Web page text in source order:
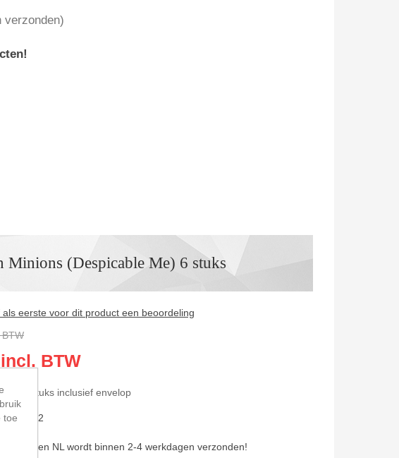
verzonden)
Minions (Despicable Me) 6 stuks
als eerste voor dit product een beoordeling
BTW
6 stuks inclusief envelop
binnen NL wordt binnen 2-4 werkdagen verzonden!
toe